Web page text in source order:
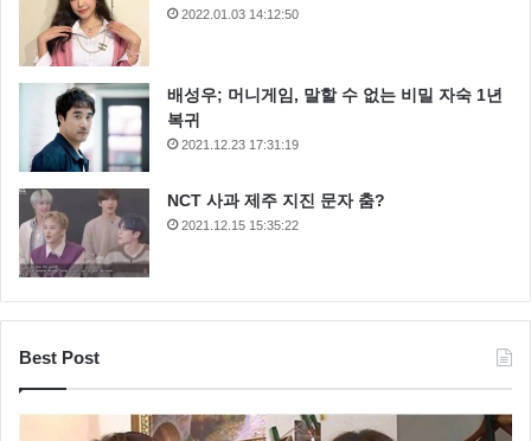
2022.01.03 14:12:50
배성우; 머니게임, 말할 수 없는 비밀 자숙 1년
복귀
2021.12.23 17:31:19
NCT 사과 제주 지진 문자 춤?
2021.12.15 15:35:22
Best Post